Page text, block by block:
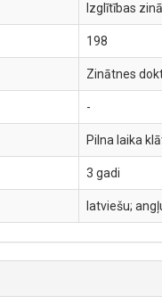
Izglītības
198
Zinātnes
-
Pilna laika
3 gadi
latviešu;